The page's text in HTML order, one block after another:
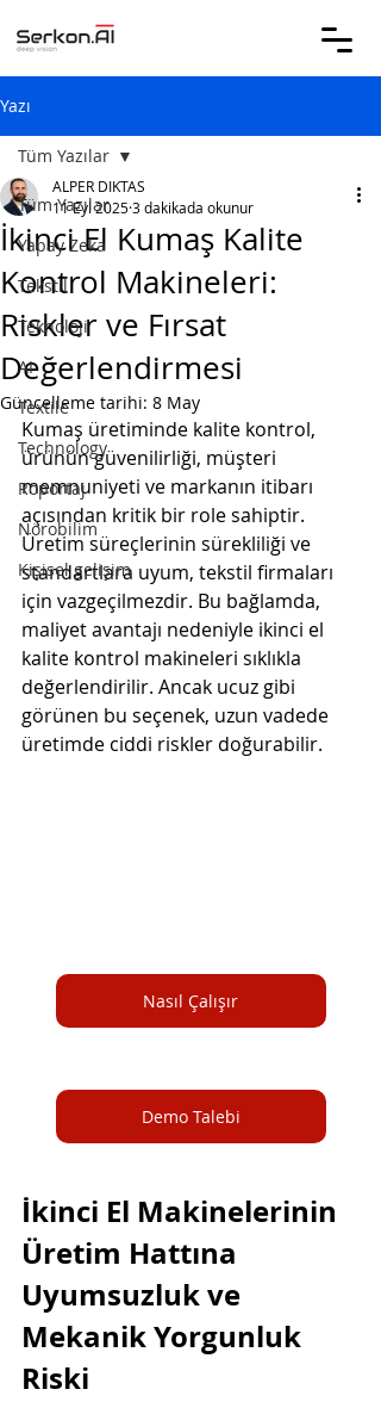
Yazı
Tüm Yazılar
Yapay Zeka
Tekstil
Teknoloji
AI
Textile
Technology
Röportaj
Nörobilim
Kişisel gelişim
Tüm Yazılar
İkinci El Kumaş Kalite
Kontrol Makineleri:
Riskler ve Fırsat
Değerlendirmesi
ALPER DIKTAS
11 Eyl 20253 dakikada okunur
Güncelleme tarihi: 8 May
Kumaş üretiminde kalite kontrol,
ürünün güvenilirliği, müşteri
memnuniyeti ve markanın itibarı
açısından kritik bir role sahiptir.
Üretim süreçlerinin sürekliliği ve
standartlara uyum, tekstil firmaları
için vazgeçilmezdir. Bu bağlamda,
maliyet avantajı nedeniyle ikinci el
kalite kontrol makineleri sıklıkla
değerlendirilir. Ancak ucuz gibi
görünen bu seçenek, uzun vadede
üretimde ciddi riskler doğurabilir.
Nasıl Çalışır
Demo Talebi
İkinci El Makinelerinin
Üretim Hattına
Uyumsuzluk ve
Mekanik Yorgunluk
Riski